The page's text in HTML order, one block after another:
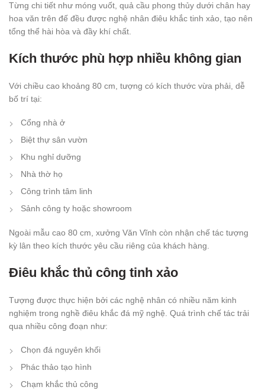
Từng chi tiết như móng vuốt, quả cầu phong thủy dưới chân hay
hoa văn trên đế đều được nghệ nhân điêu khắc tinh xảo, tạo nên
tổng thể hài hòa và đầy khí chất.
Kích thước phù hợp nhiều không gian
Với chiều cao khoảng 80 cm, tượng có kích thước vừa phải, dễ
bố trí tại:
Cổng nhà ở
Biệt thự sân vườn
Khu nghỉ dưỡng
Nhà thờ họ
Công trình tâm linh
Sảnh công ty hoặc showroom
Ngoài mẫu cao 80 cm, xưởng Văn Vĩnh còn nhận chế tác tượng
kỳ lân theo kích thước yêu cầu riêng của khách hàng.
Điêu khắc thủ công tinh xảo
Tượng được thực hiện bởi các nghệ nhân có nhiều năm kinh
nghiệm trong nghề điêu khắc đá mỹ nghệ. Quá trình chế tác trải
qua nhiều công đoạn như:
Chọn đá nguyên khối
Phác thảo tạo hình
Chạm khắc thủ công